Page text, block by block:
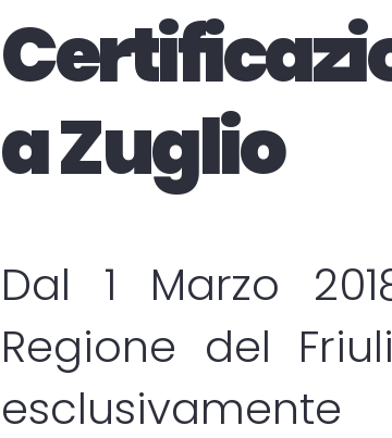
a Zuglio
Dal 1 Marzo
Regione del